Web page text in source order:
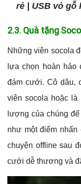
rẻ | USB vỏ gỗ
2.3. Quà tặng
Những viên socola
lựa chọn hoàn
đám cưới. Cô dâu,
viên socola hoặc là
lượng của chúng
như một điểm
chuyện offline sau
cưới dễ thương và